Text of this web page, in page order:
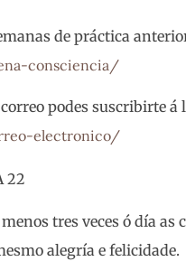
de práctica
consciencia/
podes suscribirte á
electronico/
22
tres veces ó día as
alegría e felicidade.